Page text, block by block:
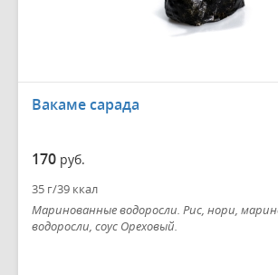
Вакаме сарада
170 руб.
35 г/39 ккал
Маринованные водоросли. Рис, нори,
водоросли, соус Ореховый.